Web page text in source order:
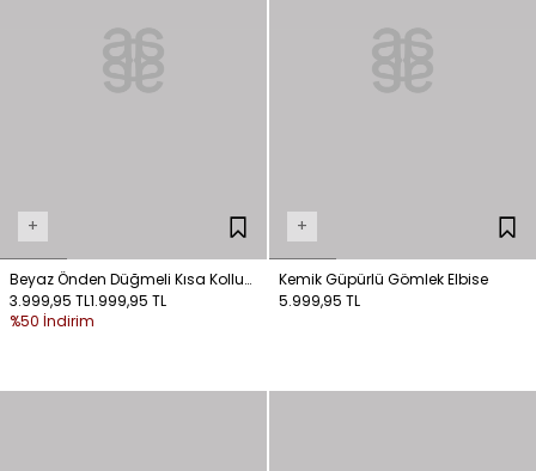
+
Beyaz Önden Düğmeli Kısa Kollu
Elbise
3.999,95 TL1.999,95 TL
%50 İndirim
+
Kemik Güpürlü Gömlek Elbise
5.999,95 TL